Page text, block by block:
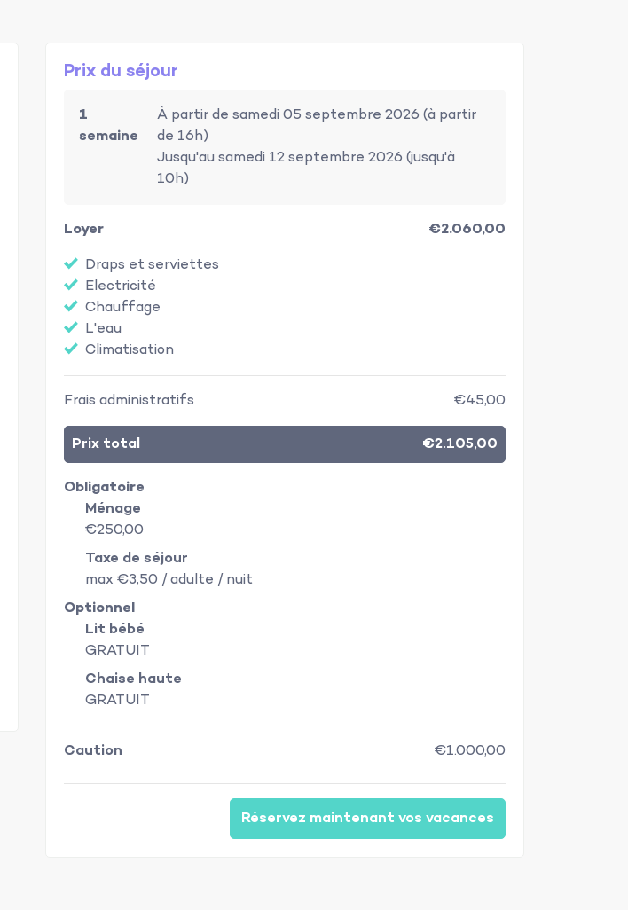
Prix du séjour
1
semaine
À partir de samedi 05 septembre 2026 (à partir
de 16h)
Jusqu'au samedi 12 septembre 2026 (jusqu'à
10h)
Loyer
€2.060,00
Draps et serviettes
Electricité
Chauffage
L'eau
Climatisation
Frais administratifs €45,00
Prix total €2.105,00
Obligatoire
Ménage
€250,00
Taxe de séjour
max €3,50 / adulte / nuit
Optionnel
Lit bébé
GRATUIT
Chaise haute
GRATUIT
Caution €1.000,00
Réservez maintenant vos vacances